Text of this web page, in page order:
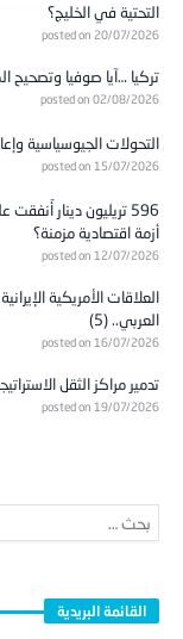
التحتية في الخليج؟
posted on 20/07/2026
تركيا …آيا صوفيا وتصحيح
posted on 02/08/2026
التحولات الجيوسياسية
posted on 15/07/2026
596 تريليون دينار
أزمة اقتصادية مزمنة؟
posted on 12/07/2026
العلاقات الأمريكية
العربي.. (5)
posted on 16/07/2026
تدمير مراكز الثقل
posted on 19/07/2026
القائمة البريدية